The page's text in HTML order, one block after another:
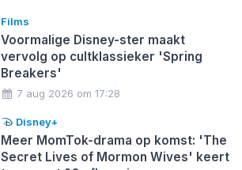
Films
Voormalige Disney-ster maakt
vervolg op cultklassieker 'Spring
Breakers'
7 aug 2026 om 17:28
Disney+
Meer MomTok-drama op komst: 'The
Secret Lives of Mormon Wives' keert